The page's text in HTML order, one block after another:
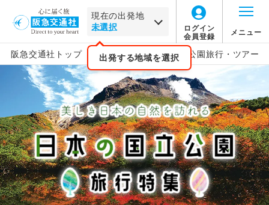
現在の出発地
出発する地域を選択
ログイン
会員登録
メニュー
阪急交通社トップ 国内旅行 > 日本の国立公園旅行・ツアー